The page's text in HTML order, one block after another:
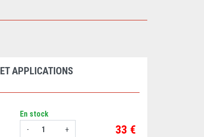
APPLICATIONS
En stock
-
+ Prix
33 €